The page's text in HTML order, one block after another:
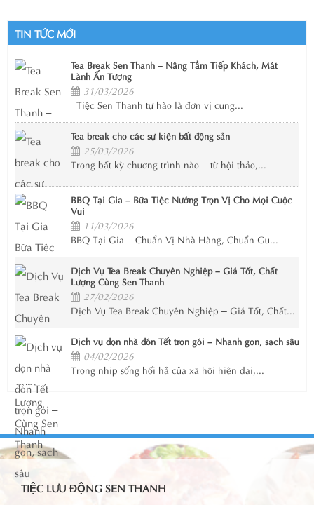
TIN TỨC MỚI
Tea Break Sen Thanh – Nâng Tầm Tiếp Khách, Mát
Lành Ấn Tượng
31/03/2026
Tiệc Sen Thanh tự hào là đơn vị cung...
Tea break cho các sự kiện bất động sản
25/03/2026
Trong bất kỳ chương trình nào – từ hội thảo,...
BBQ Tại Gia – Bữa Tiệc Nướng Trọn Vị Cho Mọi Cuộc
Vui
11/03/2026
BBQ Tại Gia – Chuẩn Vị Nhà Hàng, Chuẩn Gu...
Dịch Vụ Tea Break Chuyên Nghiệp – Giá Tốt, Chất
Lượng Cùng Sen Thanh
27/02/2026
Dịch Vụ Tea Break Chuyên Nghiệp – Giá Tốt, Chất...
Dịch vụ dọn nhà đón Tết trọn gói – Nhanh gọn, sạch sâu
04/02/2026
Trong nhịp sống hối hả của xã hội hiện đại,...
TIỆC LƯU ĐỘNG SEN THANH